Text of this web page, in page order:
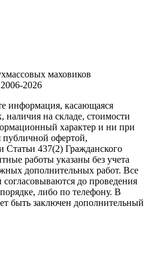
маховиков
2026
информация, касающаяся
наличия на складе, стоимости
характер и ни при
публичной офертой,
437(2) Гражданского
работы указаны без учета
дополнительных работ. Все
до проведения
либо по телефону. В
быть заключен дополнительный